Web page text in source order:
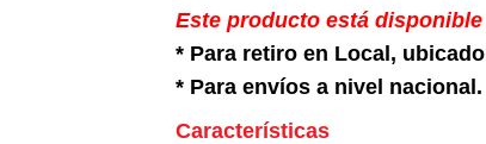
Este producto está disponible
* Para retiro en Local,
* Para envíos a nivel nacional.
Características